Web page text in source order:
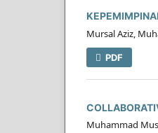
Mursal Aziz,
PDF
Muhammad